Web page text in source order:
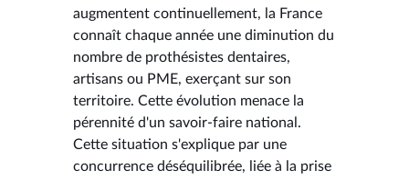
augmentent continuellement, la France
connaît chaque année une diminution du
nombre de prothésistes dentaires,
artisans ou PME, exerçant sur son
territoire. Cette évolution menace la
pérennité d'un savoir-faire national.
Cette situation s'explique par une
concurrence déséquilibrée, liée à la prise